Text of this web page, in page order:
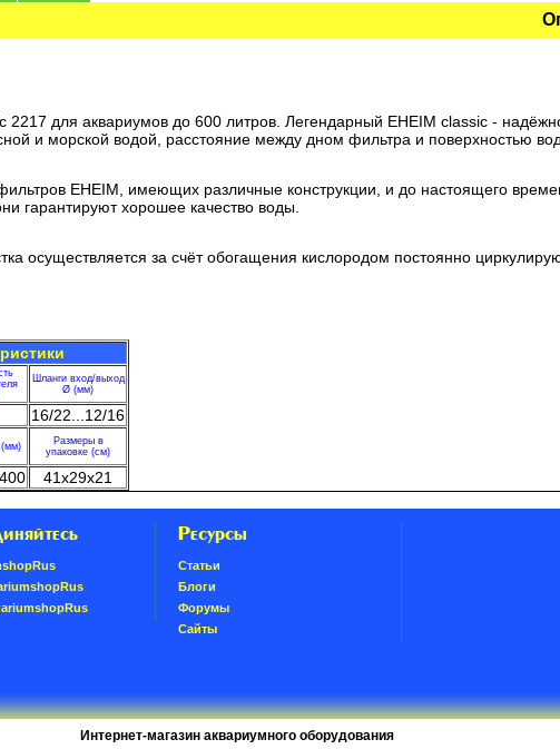
2217 для аквариумов до 600 литров. Легендарный EHEIM classic -
и морской водой, расстояние между дном фильтра и поверхностью
EHEIM, имеющих различные конструкции, и до настоящего
гарантируют хорошее качество воды.
осуществляется за счёт обогащения кислородом постоянно
Шланги вход/выход
Ø (мм)
16/22...12/16
(мм)
Размеры в
упаковке (см)
41x29x21
Ресурсы
Статьи
Блоги
Форумы
Сайты
Интернет-магазин аквариумного оборудования